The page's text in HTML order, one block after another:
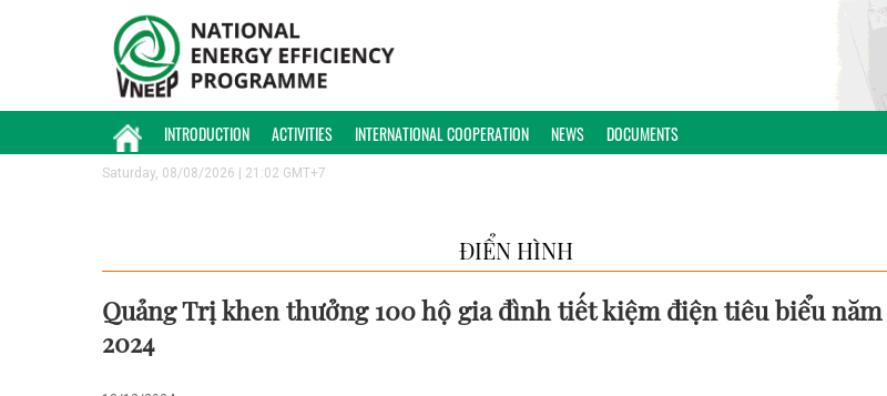
INTRODUCTION ACTIVITIES INTERNATIONAL COOPERATION NEWS DOCUMENTS
Saturday, 08/08/2026 | 21:02 GMT+7
ĐIỂN HÌNH
Quảng Trị khen thưởng 100 hộ gia đình tiết kiệm điện tiêu biểu năm
2024